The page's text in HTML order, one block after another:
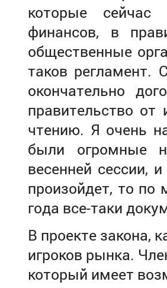
которые сейчас
финансов, в
общественные
таков
окончательно
правительство от
чтению. Я очень
были огромные
весенней сессии,
произойдет, то по
года все-таки
В проекте закона,
игроков рынка.
который имеет